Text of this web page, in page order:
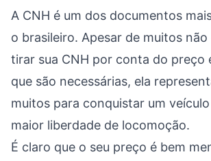
A CNH é um dos documentos
o brasileiro. Apesar de muitos
tirar sua CNH por conta do preço
que são necessárias, ela
muitos para conquistar um
maior liberdade de locomoção.
É claro que o seu preço é bem